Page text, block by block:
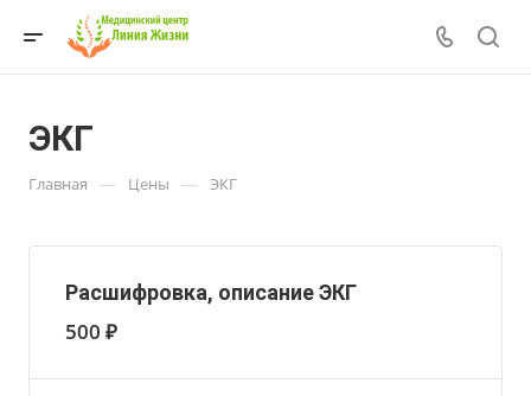
ЭКГ
Главная — Цены — ЭКГ
Расшифровка, описание ЭКГ
500 ₽